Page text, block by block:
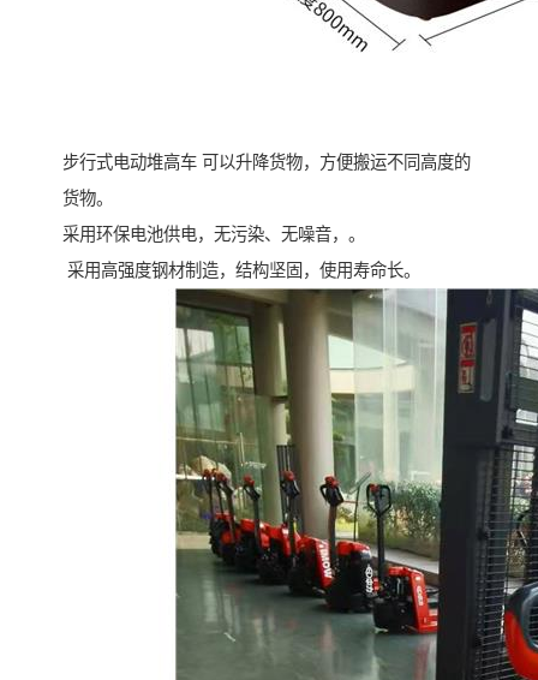
步行式电动堆高车 可以升降货物，方便搬运不同高度的
货物。
采用环保电池供电，无污染、无噪音，。
采用高强度钢材制造，结构坚固，使用寿命长。